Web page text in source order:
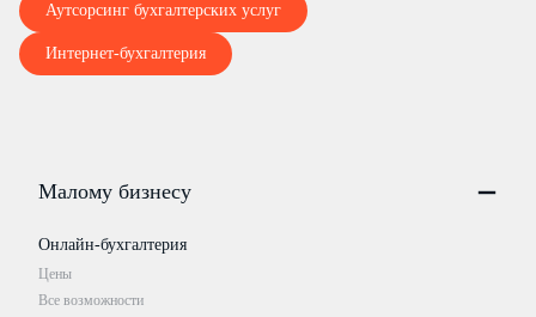
Аутсорсинг бухгалтерских услуг
Интернет-бухгалтерия
Малому бизнесу
Онлайн-бухгалтерия
Цены
Все возможности